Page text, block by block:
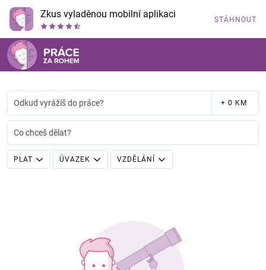
Zkus vyladěnou mobilní aplikaci STÁHNOUT
Odkud vyrážíš do práce? + 0 KM
Co chceš dělat?
PLAT ÚVAZEK VZDĚLÁNÍ